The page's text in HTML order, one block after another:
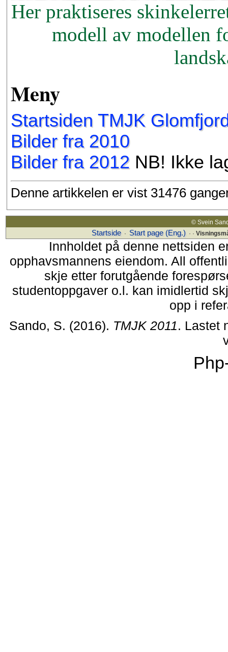
Her praktiseres
modell av modellen
Meny
Startsiden TMJK
Bilder fra 2010
Bilder fra 2012NB! Ikke
Denne artikkelen er vist 31476
© Svein
Startside · Start page (Eng.) · ·
Innholdet på denne nettsiden
opphavsmannens eiendom. All
skje etter forutgående
studentoppgaver o.l. kan imidlertid
opp i
Sando, S. (2016). TMJK 2011. Lastet